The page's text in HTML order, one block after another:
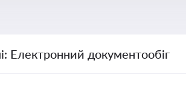
Електронний документообіг